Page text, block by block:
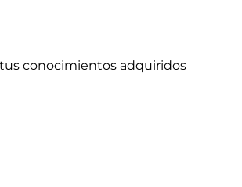
conocimientos adquiridos